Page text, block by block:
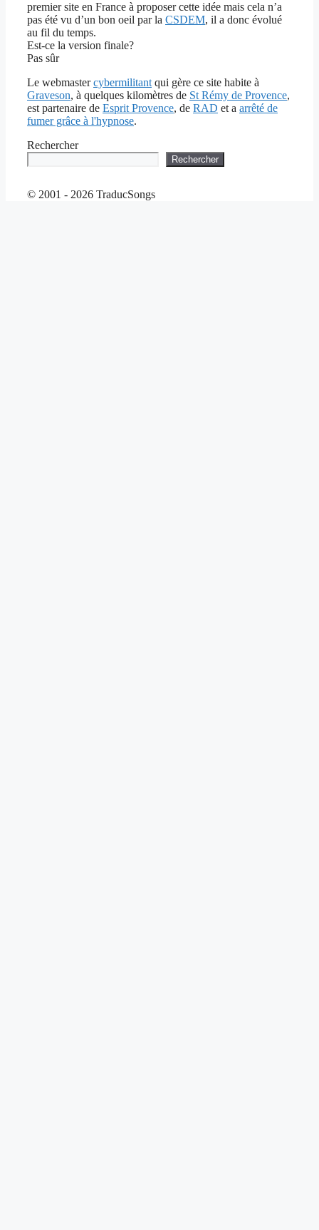
premier site en France à proposer cette idée mais cela n’a
pas été vu d’un bon oeil par la CSDEM, il a donc évolué
au fil du temps.
Est-ce la version finale?
Pas sûr
Le webmastercybermilitant qui gère ce site habite à
Graveson, à quelques kilomètres de St Rémy de Provence,
est partenaire de Esprit Provence, de RAD et a arrêté de
fumer grâce à l'hypnose.
Rechercher
Rechercher
© 2001 - 2026 TraducSongs